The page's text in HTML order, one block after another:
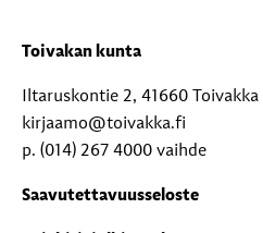
Toivakan kunta
Iltaruskontie 2, 41660 Toivakka
kirjaamo@toivakka.fi
p. (014) 267 4000 vaihde
Saavutettavuusseloste